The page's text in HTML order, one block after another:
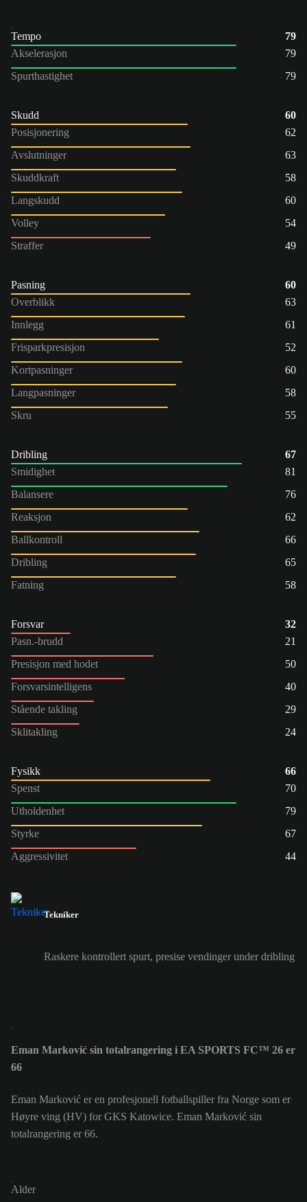
Tempo
79
Akselerasjon
79
Spurthastighet
79
Skudd
60
Posisjonering
62
Avslutninger
63
Skuddkraft
58
Langskudd
60
Volley
54
Straffer
49
Pasning
60
Overblikk
63
Innlegg
61
Frisparkpresisjon
52
Kortpasninger
60
Langpasninger
58
Skru
55
Dribling
67
Smidighet
81
Balansere
76
Reaksjon
62
Ballkontroll
66
Dribling
65
Fatning
58
Forsvar
32
Pasn.-brudd
21
Presisjon med hodet
50
Forsvarsintelligens
40
Stående takling
29
Sklitakling
24
Fysikk
66
Spenst
70
Utholdenhet
79
Styrke
67
Aggressivitet
44
Tekniker
Raskere kontrollert spurt, presise vendinger under dribling
Eman Marković sin totalrangering i EA SPORTS FC™ 26 er
66
Eman Marković er en profesjonell fotballspiller fra Norge som er
Høyre ving (HV) for GKS Katowice. Eman Marković sin
totalrangering er 66.
Alder